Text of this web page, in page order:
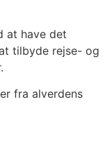
at have det
tilbyde rejse- og
fra alverdens